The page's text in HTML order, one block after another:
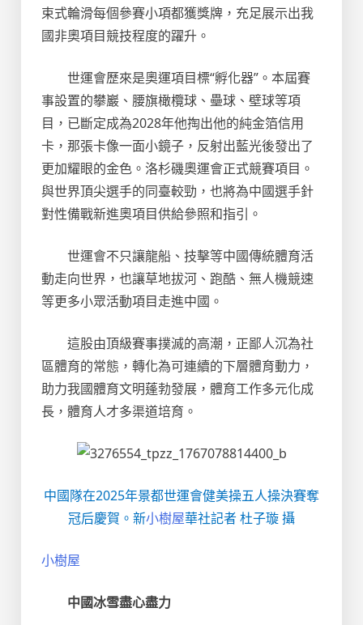
束式輪滑每個參賽小項都獲獎牌，充足展示出我
國非奧項目競技程度的躍升。
世運會歷來是奧運項目標“孵化器”。本屆賽
事設置的攀巖、腰旗橄欖球、壘球、壁球等項
目，已斷定成為2028年他掏出他的純金箔信用
卡，那張卡像一面小鏡子，反射出藍光後發出了
更加耀眼的金色。洛杉磯奧運會正式競賽項目。
與世界頂尖選手的同臺較勁，也將為中國選手針
對性備戰新進奧項目供給參照和指引。
世運會不只讓龍船、技擊等中國傳統體育活
動走向世界，也讓草地拔河、跑酷、無人機競速
等更多小眾活動項目走進中國。
這股由頂級賽事撲滅的高潮，正鄙人沉為社
區體育的常態，轉化為可連續的下層體育動力，
助力我國體育文明蓬勃發展，體育工作多元化成
長，體育人才多渠道培育。
中國隊在2025年景都世運會健美操五人操決賽奪
冠后慶賀。新小樹屋華社記者 杜子璇 攝
小樹屋
中國冰雪盡心盡力